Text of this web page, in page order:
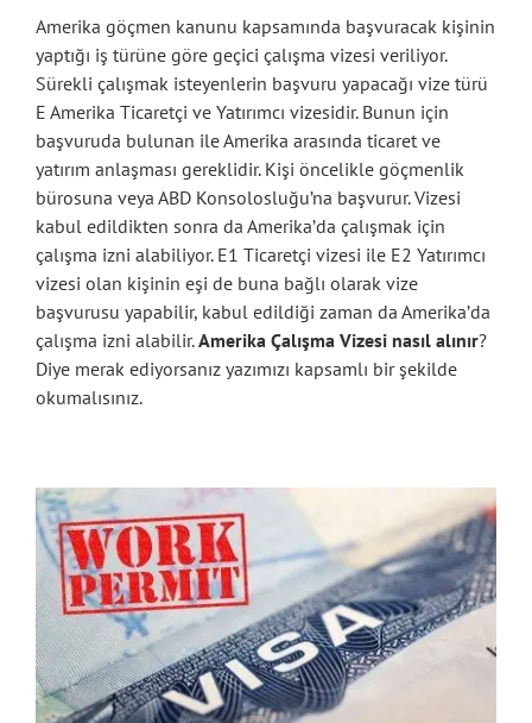
Amerika göçmen kanunu kapsamında başvuracak kişinin
yaptığı iş türüne göre geçici çalışma vizesi veriliyor.
Sürekli çalışmak isteyenlerin başvuru yapacağı vize türü
E Amerika Ticaretçi ve Yatırımcı vizesidir. Bunun için
başvuruda bulunan ile Amerika arasında ticaret ve
yatırım anlaşması gereklidir. Kişi öncelikle göçmenlik
bürosuna veya ABD Konsolosluğu’na başvurur. Vizesi
kabul edildikten sonra da Amerika’da çalışmak için
çalışma izni alabiliyor. E1 Ticaretçi vizesi ile E2 Yatırımcı
vizesi olan kişinin eşi de buna bağlı olarak vize
başvurusu yapabilir, kabul edildiği zaman da Amerika’da
çalışma izni alabilir.Amerika Çalışma Vizesi nasıl alınır?
Diye merak ediyorsanız yazımızı kapsamlı bir şekilde
okumalısınız.